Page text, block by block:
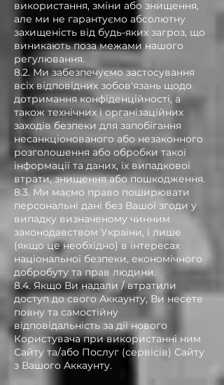
використання, зміни або знищення,
але ми не гарантуємо абсолютну
захищеність від будь-яких загроз, що
виникають поза межами нашого
регулювання.
8.2. Ми забезпечуємо застосування
всіх відповідних зобов'язань щодо
дотримання конфіденційності, а
також технічних і організаційних
заходів безпеки для запобігання
несанкціонованого або незаконного
розголошення або обробки такої
інформації та даних, їх випадкової
втрати, знищення або пошкодження.
8.3. Ми маємо право поширювати
персональні дані без Вашої згоди у
випадку визначеному чинним
законодавством України, і лише
(якщо це необхідно) в інтересах
національної безпеки, економічного
добробуту та прав людини.
8.4. Якщо Ви надали / втратили
доступ до свого Аккаунту, Ви несете
повну та самостійну
відповідальність за дії нового
Користувача при використанні ним
Сайту та/або Послуг (сервісів) Сайту
з Вашого Аккаунту.